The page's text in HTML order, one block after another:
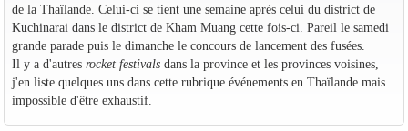
de la Thaïlande. Celui-ci se tient une semaine après celui du district de
Kuchinarai dans le district de Kham Muang cette fois-ci. Pareil le samedi
grande parade puis le dimanche le concours de lancement des fusées.
Il y a d'autres rocket festivalsdans la province et les provinces voisines,
j'en liste quelques uns dans cette rubrique événements en Thaïlande mais
impossible d'être exhaustif.